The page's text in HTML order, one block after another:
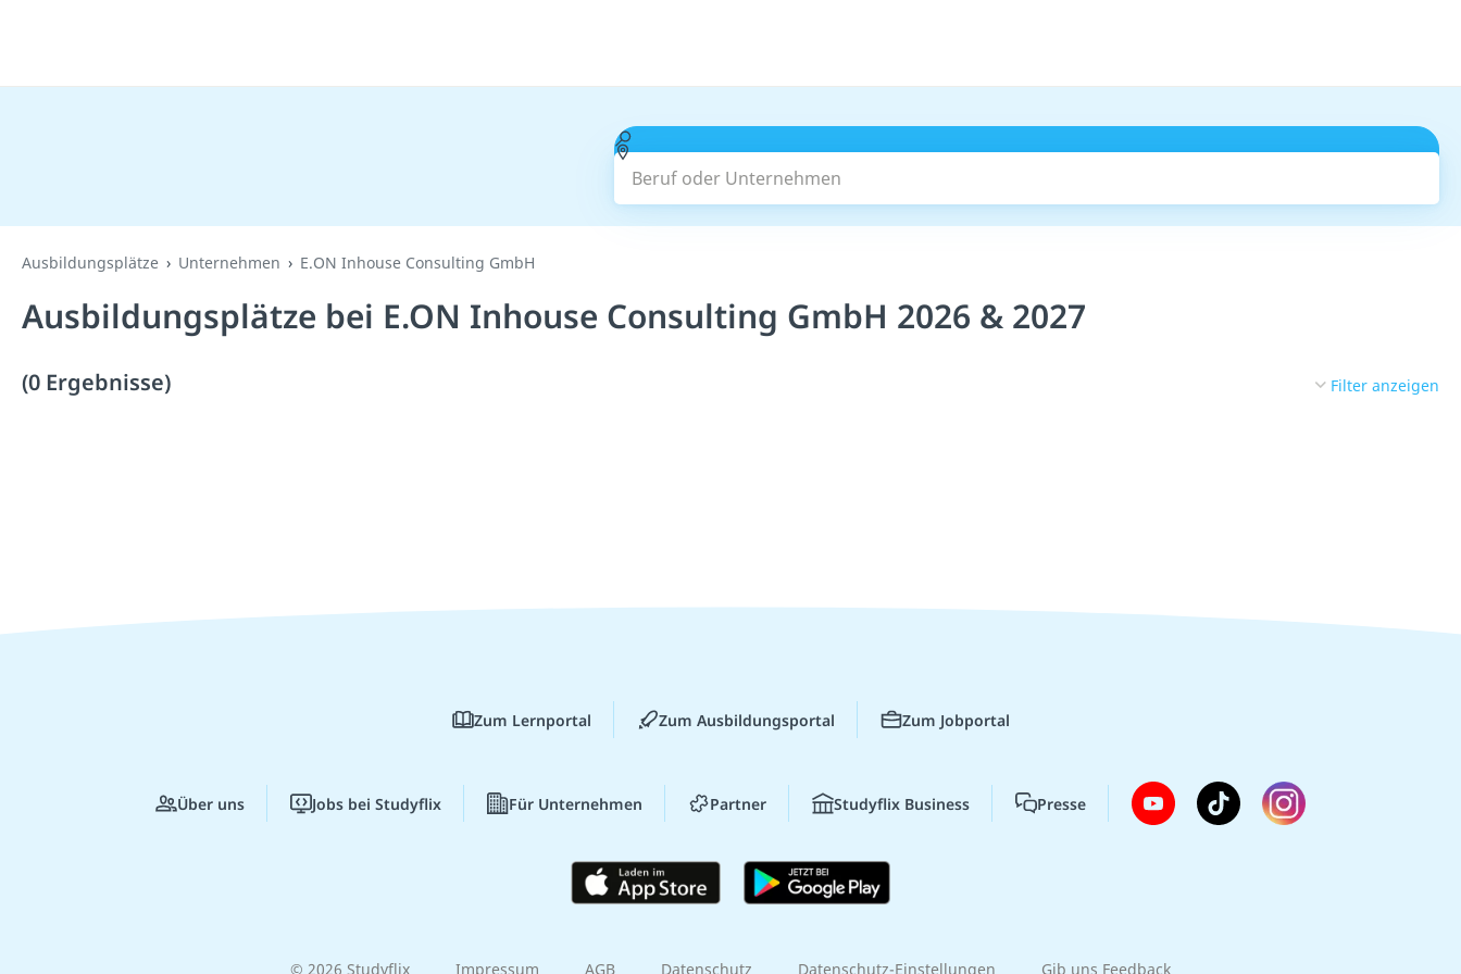
Beruf oder Unternehmen
Ausbildungsplätze Unternehmen E.ON Inhouse Consulting GmbH
Ausbildungsplätze bei E.ON Inhouse Consulting GmbH 2026 & 2027
(0 Ergebnisse) Filter anzeigen
Zum Lernportal Zum Ausbildungsportal Zum Jobportal
Über uns Jobs bei Studyflix Für Unternehmen Partner Studyflix Business Presse
© 2026 Studyflix Impressum AGB Datenschutz Datenschutz-Einstellungen Gib uns Feedback